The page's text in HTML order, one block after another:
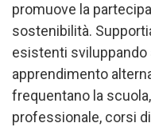
promuove la
sostenibilità.
esistenti
apprendimento
frequentano la
professionale, corsi